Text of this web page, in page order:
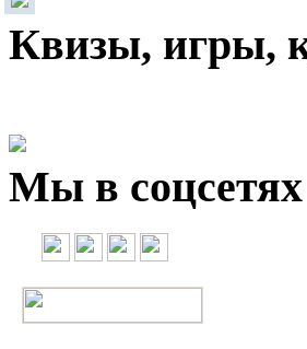
Квизы, игры,
Мы в соцсетях